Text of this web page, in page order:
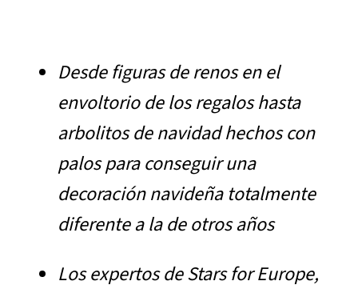
Desde figuras de renos en el
envoltorio de los regalos hasta
arbolitos de navidad hechos con
palos para conseguir una
decoración navideña totalmente
diferente a la de otros años
Los expertos de Stars for Europe,